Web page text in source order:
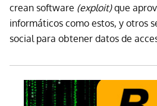
crean software (exploit)que
informáticos como estos, y otros
social para obtener datos de